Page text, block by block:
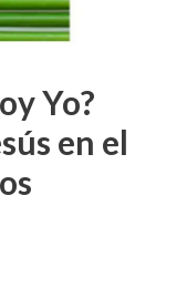
Yo?
en el